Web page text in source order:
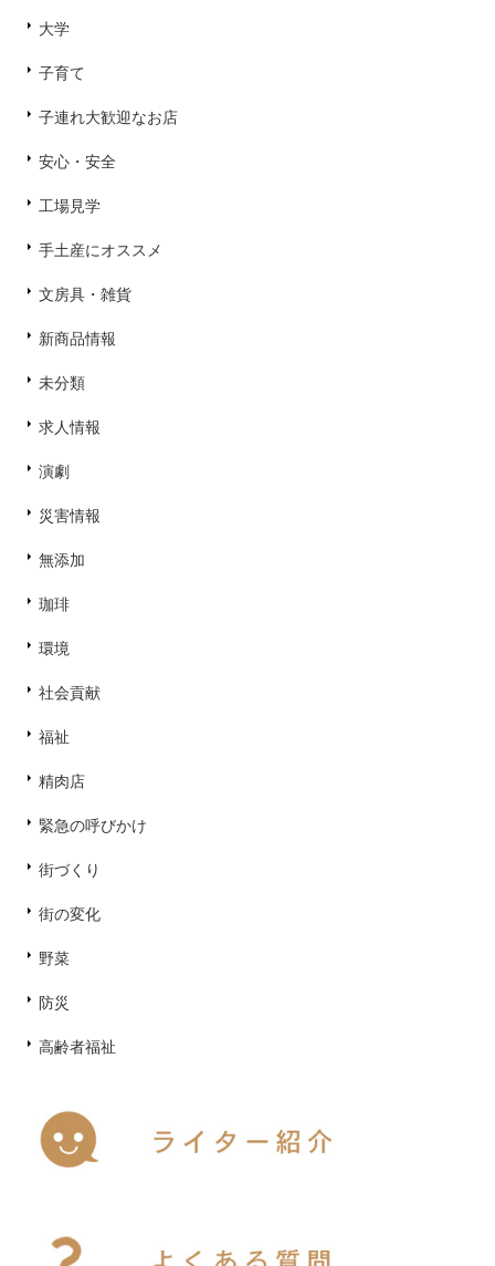
大学
子育て
子連れ大歓迎なお店
安心・安全
工場見学
手土産にオススメ
文房具・雑貨
新商品情報
未分類
求人情報
演劇
災害情報
無添加
珈琲
環境
社会貢献
福祉
精肉店
緊急の呼びかけ
街づくり
街の変化
野菜
防災
高齢者福祉